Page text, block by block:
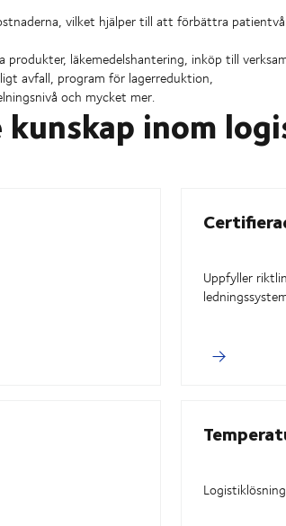
vilket hjälper till att förbättra
läkemedelshantering, inköp till
avfall, program för lagerreduktion,
och mycket mer.
inom
Uppfyller